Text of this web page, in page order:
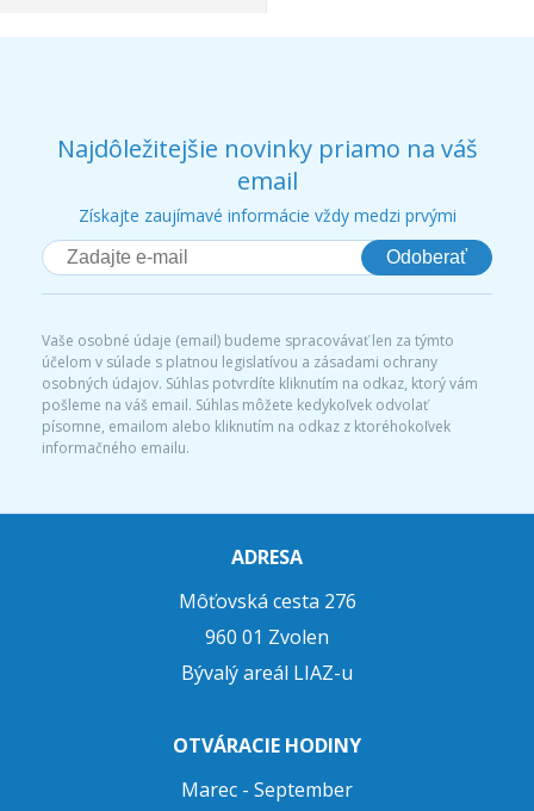
Najdôležitejšie novinky priamo na váš
email
Získajte zaujímavé informácie vždy medzi prvými
Odoberať
Vaše osobné údaje (email) budeme spracovávať len za týmto
účelom v súlade s platnou legislatívou a zásadami ochrany
osobných údajov. Súhlas potvrdíte kliknutím na odkaz, ktorý vám
pošleme na váš email. Súhlas môžete kedykoľvek odvolať
písomne, emailom alebo kliknutím na odkaz z ktoréhokoľvek
informačného emailu.
ADRESA
Môťovská cesta 276
960 01 Zvolen
Bývalý areál LIAZ-u
OTVÁRACIE HODINY
Marec - September